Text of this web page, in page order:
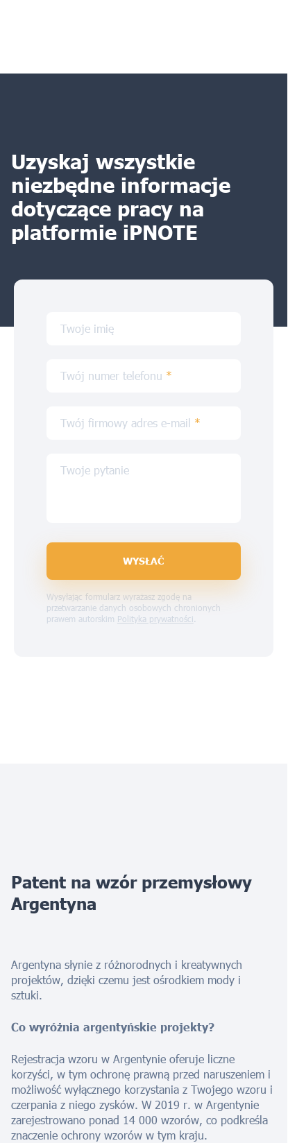
Uzyskaj wszystkie
niezbędne informacje
dotyczące pracy na
platformie iPNOTE
Twoje imię
Twój numer telefonu *
Twój firmowy adres e-mail *
Twoje pytanie
WYSŁAĆ
Wysyłając formularz wyrażasz zgodę na
przetwarzanie danych osobowych chronionych
prawem autorskim Polityka prywatności.
Patent na wzór przemysłowy
Argentyna
Argentyna słynie z różnorodnych i kreatywnych
projektów, dzięki czemu jest ośrodkiem mody i
sztuki.
Co wyróżnia argentyńskie projekty?
Rejestracja wzoru w Argentynie oferuje liczne
korzyści, w tym ochronę prawną przed naruszeniem i
możliwość wyłącznego korzystania z Twojego wzoru i
czerpania z niego zysków. W 2019 r. w Argentynie
zarejestrowano ponad 14 000 wzorów, co podkreśla
znaczenie ochrony wzorów w tym kraju.